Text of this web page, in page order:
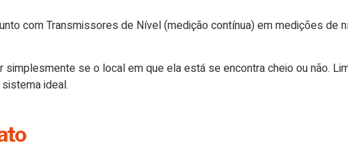
com Transmissores de Nível (medição contínua) em medições de
se o local em que ela está se encontra cheio ou não.
ideal.